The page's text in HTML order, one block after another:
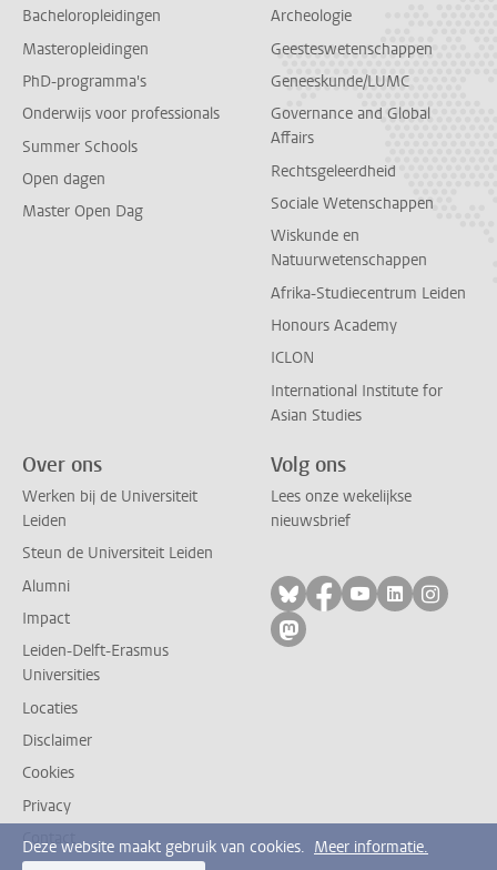
Bacheloropleidingen
Masteropleidingen
PhD-programma's
Onderwijs voor professionals
Summer Schools
Open dagen
Master Open Dag
Archeologie
Geesteswetenschappen
Geneeskunde/LUMC
Governance and Global
Affairs
Rechtsgeleerdheid
Sociale Wetenschappen
Wiskunde en
Natuurwetenschappen
Afrika-Studiecentrum Leiden
Honours Academy
ICLON
International Institute for
Asian Studies
Over ons
Werken bij de Universiteit
Leiden
Steun de Universiteit Leiden
Alumni
Impact
Leiden-Delft-Erasmus
Universities
Locaties
Disclaimer
Cookies
Privacy
Contact
Volg ons
Lees onze wekelijkse
nieuwsbrief
Volg ons op bluesky
Volg ons op
Volg ons op
Volg ons
Volg
Volg ons op mastodon
Deze website maakt gebruik van cookies. Meer informatie.